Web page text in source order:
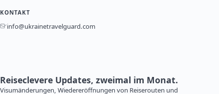
KONTAKT
info@ukrainetravelguard.com
Reiseclevere Updates, zweimal im Monat.
Visumänderungen, Wiedereröffnungen von Reiserouten und